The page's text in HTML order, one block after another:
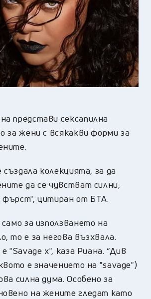
представи сексапилна
за жени с всякакви форми за
създала колекцията, за да
да се чувстват силни,
цитиран от БТА.
за използването на
то е за негова възхвала.
"Savage x", каза Риана. “Див
е значението на "savage")
силна дума. Особено за
на жените гледат като